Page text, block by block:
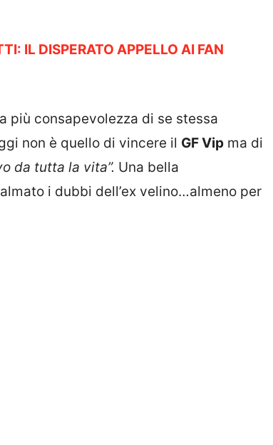
non è quello di vincere ilGF Vip
da tutta la vita”. Una bella
i dubbi dell’ex velino…almeno per